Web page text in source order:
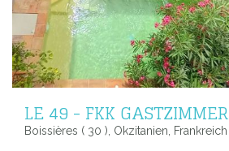
LE 49 - FKK GASTZIMMER
Boissières ( 30 ), Okzitanien, Frankreich